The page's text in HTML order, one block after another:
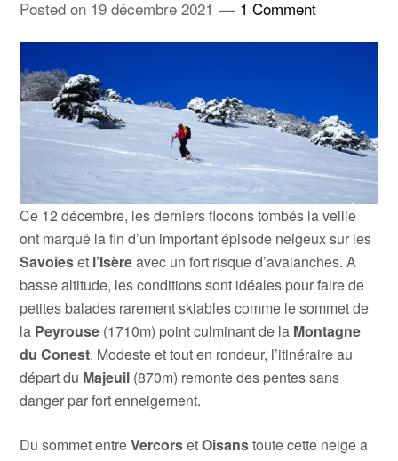
Posted on 19 décembre 2021 1 Comment
Ce 12 décembre, les derniers flocons tombés la veille
ont marqué la fin d’un important épisode neigeux sur les
Savoieset l’Isèreavec un fort risque d’avalanches. A
basse altitude, les conditions sont idéales pour faire de
petites balades rarement skiables comme le sommet de
la Peyrouse (1710m) point culminant de la Montagne
du Conest. Modeste et tout en rondeur, l’itinéraire au
départ du Majeuil (870m) remonte des pentes sans
danger par fort enneigement.
Du sommet entreVercorsetOisanstoute cette neige a